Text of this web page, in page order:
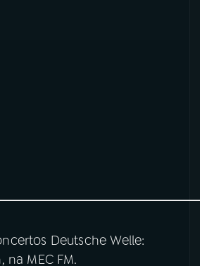
Deutsche Welle:
na MEC FM.